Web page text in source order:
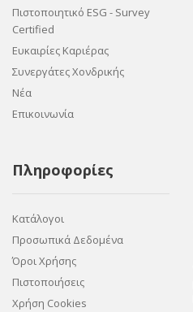
Πιστοποιητικό ESG - Survey
Certified
Ευκαιρίες Καριέρας
Συνεργάτες Χονδρικής
Νέα
Επικοινωνία
Πληροφορίες
Κατάλογοι
Προσωπικά Δεδομένα
Όροι Χρήσης
Πιστοποιήσεις
Χρήση Cookies